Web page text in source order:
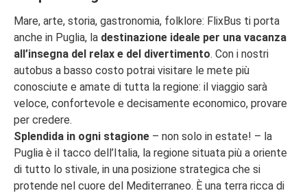
Mare, arte, storia, gastronomia, folklore: FlixBus ti porta
anche in Puglia, la destinazione ideale per una vacanza
all’insegna del relax e del divertimento. Con i nostri
autobus a basso costo potrai visitare le mete più
conosciute e amate di tutta la regione: il viaggio sarà
veloce, confortevole e decisamente economico, provare
per credere.
Splendida in ogni stagione – non solo in estate! – la
Puglia è il tacco dell’Italia, la regione situata più a oriente
di tutto lo stivale, in una posizione strategica che si
protende nel cuore del Mediterraneo. È una terra ricca di